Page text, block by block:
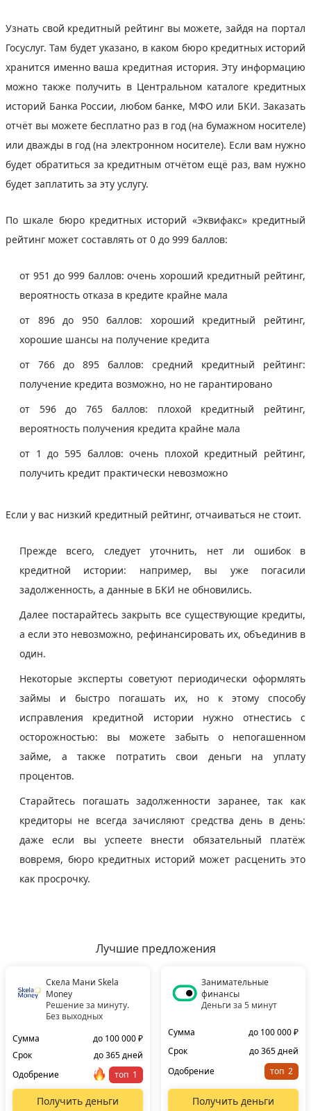
Узнать свой кредитный рейтинг вы можете, зайдя на портал
Госуслуг. Там будет указано, в каком бюро кредитных историй
хранится именно ваша кредитная история. Эту информацию
можно также получить в Центральном каталоге кредитных
историй Банка России, любом банке, МФО или БКИ. Заказать
отчёт вы можете бесплатно раз в год (на бумажном носителе)
или дважды в год (на электронном носителе). Если вам нужно
будет обратиться за кредитным отчётом ещё раз, вам нужно
будет заплатить за эту услугу.
По шкале бюро кредитных историй «Эквифакс» кредитный
рейтинг может составлять от 0 до 999 баллов:
от 951 до 999 баллов: очень хороший кредитный рейтинг,
вероятность отказа в кредите крайне мала
от 896 до 950 баллов: хороший кредитный рейтинг,
хорошие шансы на получение кредита
от 766 до 895 баллов: средний кредитный рейтинг:
получение кредита возможно, но не гарантировано
от 596 до 765 баллов: плохой кредитный рейтинг,
вероятность получения кредита крайне мала
от 1 до 595 баллов: очень плохой кредитный рейтинг,
получить кредит практически невозможно
Если у вас низкий кредитный рейтинг, отчаиваться не стоит.
Прежде всего, следует уточнить, нет ли ошибок в
кредитной истории: например, вы уже погасили
задолженность, а данные в БКИ не обновились.
Далее постарайтесь закрыть все существующие кредиты,
а если это невозможно, рефинансировать их, объединив в
один.
Некоторые эксперты советуют периодически оформлять
займы и быстро погашать их, но к этому способу
исправления кредитной истории нужно отнестись с
осторожностью: вы можете забыть о непогашенном
займе, а также потратить свои деньги на уплату
процентов.
Старайтесь погашать задолженности заранее, так как
кредиторы не всегда зачисляют средства день в день:
даже если вы успеете внести обязательный платёж
вовремя, бюро кредитных историй может расценить это
как просрочку.
Лучшие предложения
Скела Мани Skela
Money
Решение за минуту.
Без выходных
Сумма
до 100 000 ₽
Срок
до 365 дней
Одобрение
топ
Получить деньги
Занимательные
финансы
Деньги за 5 минут
Сумма
до 100 000 ₽
Срок
до 365 дней
Одобрение
топ
Получить деньги